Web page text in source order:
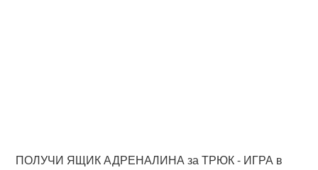
ПОЛУЧИ ЯЩИК АДРЕНАЛИНА за ТРЮК - ИГРА в